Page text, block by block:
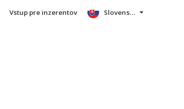
Vstup pre inzerentov Slovensky